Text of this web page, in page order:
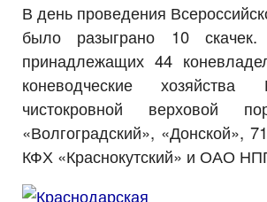
В день проведения
было разыграно 10
принадлежащих 44
коневодческие
чистокровной верховой
«Волгоградский», «Донской»,
КФХ «Краснокутский» и ОАО